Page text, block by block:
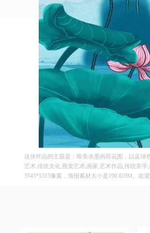
这张作品的主题是：唯美水墨画荷花图，以蓝绿
艺术,传统文化,视觉艺术,画家,艺术作品,传统美学,
3543*5315像素，海报素材大小是190.819M。欢